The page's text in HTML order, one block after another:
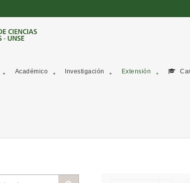
Académico Investigación Extensión